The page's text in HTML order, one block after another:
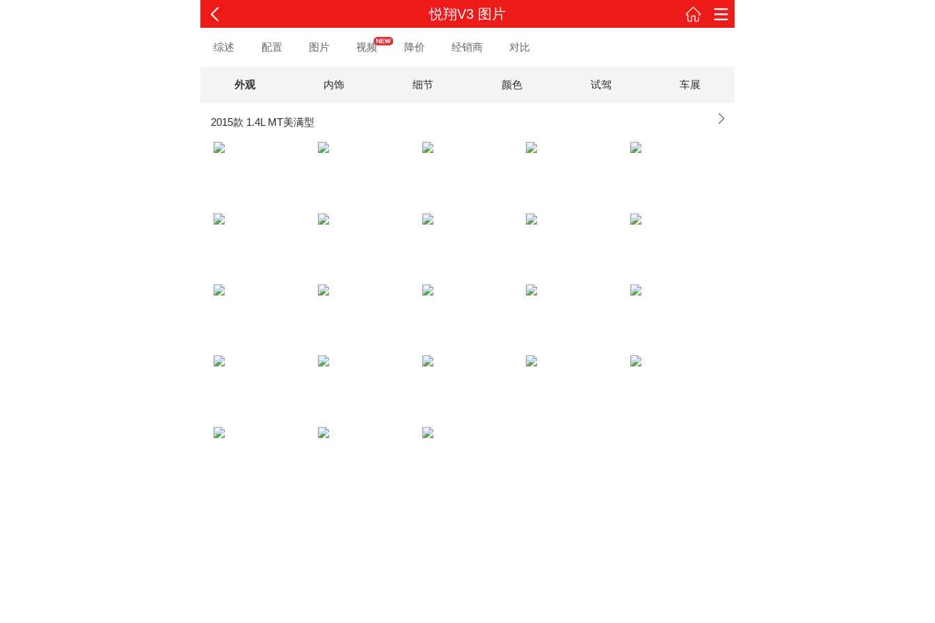
悦翔V3 图片
综述 配置 图片 视频 降价 经销商 对比
外观 内饰 细节 颜色 试驾 车展
2015款 1.4L MT美满型